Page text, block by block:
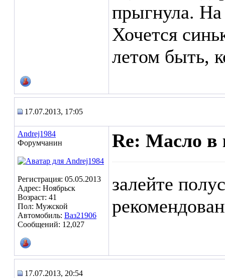
прыгнула. На
Хочется
летом быть,
17.07.2013, 17:05
Andrej1984
Форумчанин
Регистрация: 05.05.2013
Адрес: Ноябрьск
Возраст: 41
Пол: Мужской
Автомобиль: Ваз21906
Сообщений: 12,027
Re: Масло в
залейте
17.07.2013, 20:54